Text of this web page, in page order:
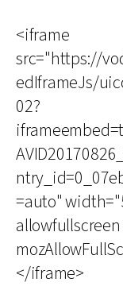
<iframe
src="https://
edIframeJs/
02?
=auto"
</iframe>